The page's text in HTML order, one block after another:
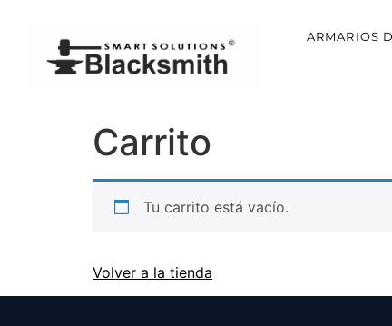
ARMARIOS
Carrito
Tu carrito está vacío.
Volver a la tienda